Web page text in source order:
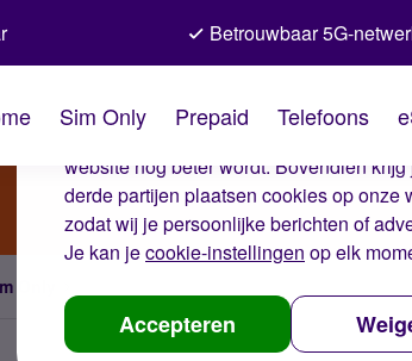
De cookies van Simyo
Wij gebruiken cookies op onze website.
website nog beter wordt. Bovendien
derde partijen plaatsen cookies op
zodat wij je persoonlijke berichten of
Je kan jecookie-instellingen op elk
Accepteren
Betrouwbaar 5G-
Sim Only Prepaid Telefoons
Only